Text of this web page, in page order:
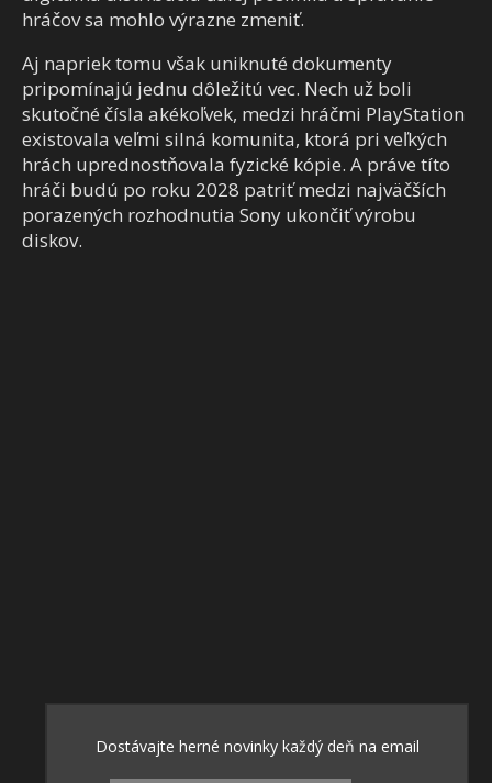
hráčov sa mohlo výrazne zmeniť.
Aj napriek tomu však uniknuté dokumenty
pripomínajú jednu dôležitú vec. Nech už boli
skutočné čísla akékoľvek, medzi hráčmi PlayStation
existovala veľmi silná komunita, ktorá pri veľkých
hrách uprednostňovala fyzické kópie. A práve títo
hráči budú po roku 2028 patriť medzi najväčších
porazených rozhodnutia Sony ukončiť výrobu
diskov.